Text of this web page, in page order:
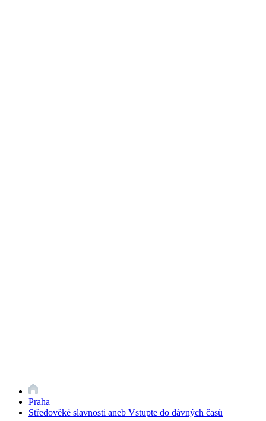
Praha
Středověké slavnosti aneb Vstupte do dávných časů